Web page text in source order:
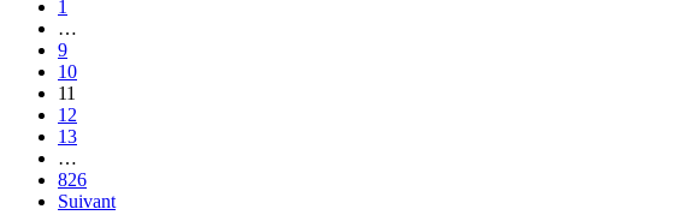
1
…
9
10
11
12
13
…
826
Suivant